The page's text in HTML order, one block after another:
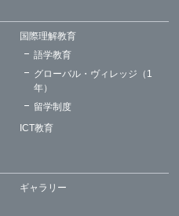
国際理解教育
語学教育
グローバル・ヴィレッジ（1
年）
留学制度
ICT教育
ギャラリー